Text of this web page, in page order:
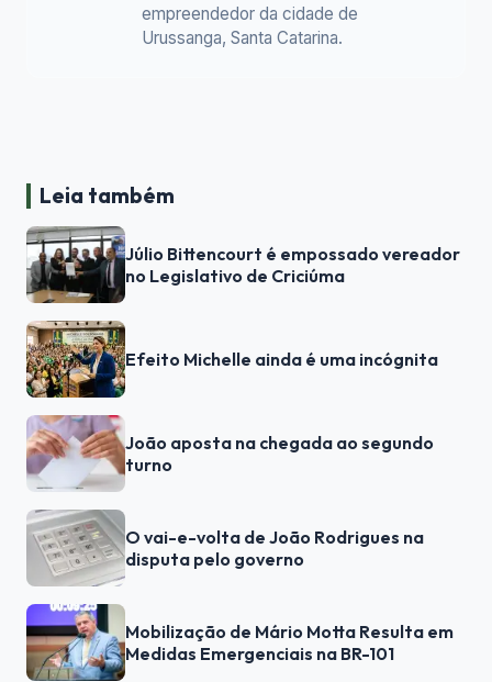
empreendedor da cidade de
Urussanga, Santa Catarina.
Leia também
Júlio Bittencourt é empossado vereador
no Legislativo de Criciúma
Efeito Michelle ainda é uma incógnita
João aposta na chegada ao segundo
turno
O vai-e-volta de João Rodrigues na
disputa pelo governo
Mobilização de Mário Motta Resulta em
Medidas Emergenciais na BR-101